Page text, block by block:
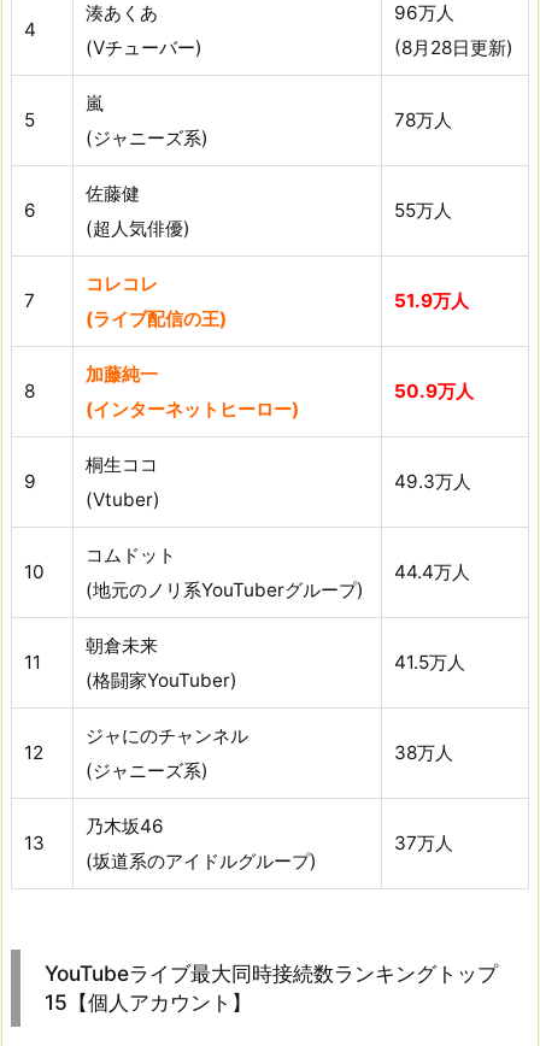
4
湊あくあ
(Vチューバー)
96万人
(8月28日更新)
5
嵐
(ジャニーズ系)
78万人
6
佐藤健
(超人気俳優)
55万人
7
コレコレ
(ライブ配信の王)
51.9万人
8
加藤純一
(インターネットヒーロー)
50.9万人
9
桐生ココ
(Vtuber)
49.3万人
10
コムドット
(地元のノリ系YouTuberグループ)
44.4万人
11
朝倉未来
(格闘家YouTuber)
41.5万人
12
ジャにのチャンネル
(ジャニーズ系)
38万人
13
乃木坂46
(坂道系のアイドルグループ)
37万人
YouTubeライブ最大同時接続数ランキングトップ
15【個人アカウント】